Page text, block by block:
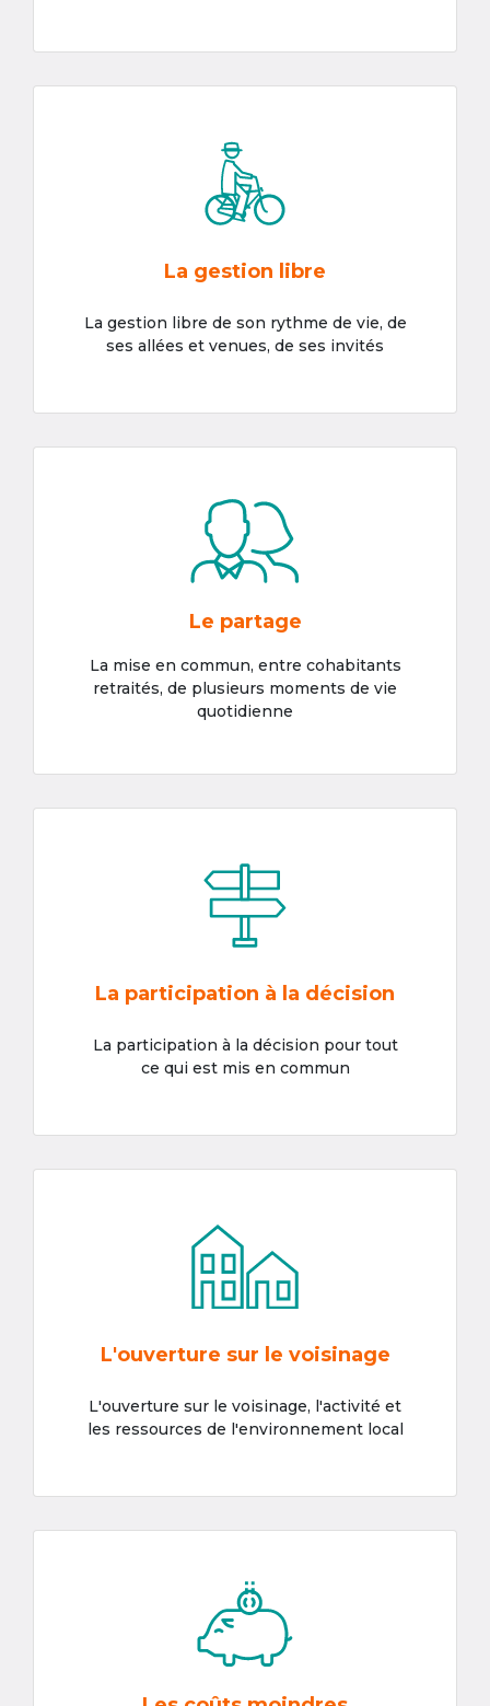
La gestion libre
La gestion libre de son rythme de vie, de
ses allées et venues, de ses invités
Le partage
La mise en commun, entre cohabitants
retraités, de plusieurs moments de vie
quotidienne
La participation à la décision
La participation à la décision pour tout
ce qui est mis en commun
L'ouverture sur le voisinage
L'ouverture sur le voisinage, l'activité et
les ressources de l'environnement local